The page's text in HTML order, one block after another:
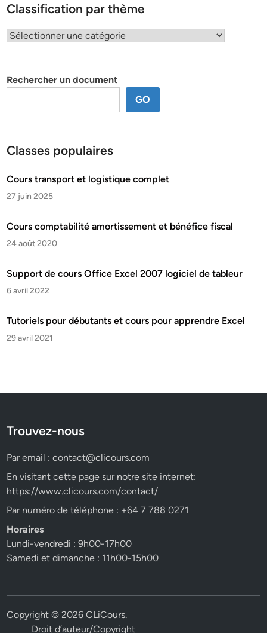
Classification par thème
Classification
Rechercher un document
GO
Classes populaires
Cours transport et logistique complet
27 juin 2025
Cours comptabilité amortissement et bénéfice fiscal
24 août 2020
Support de cours Office Excel 2007 logiciel de tableur
6 avril 2022
Tutoriels pour débutants et cours pour apprendre Excel
29 avril 2021
Trouvez-nous
Par email :contact@clicours.com
En visitant cette page sur notre site internet:
https://www.clicours.com/contact/
Par numéro de téléphone : +64 7 788 0271
Horaires
Lundi-vendredi : 9h00-17h00
Samedi et dimanche : 11h00-15h00
Copyright © 2026CLiCours.
Droit d’auteur/Copyright